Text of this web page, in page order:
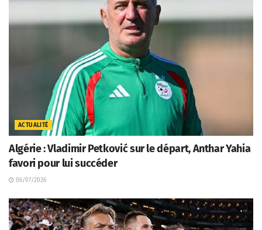
ACTUALITÉ
Algérie : Vladimir Petković sur le départ, Anthar Yahia
favori pour lui succéder
06/07/2026